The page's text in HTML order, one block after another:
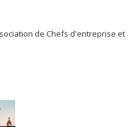
de Chefs d'entreprise et